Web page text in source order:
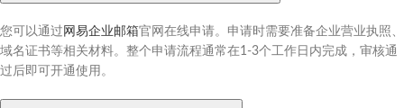
您可以通过 网易企业邮箱官网在线申请。申请时需要准备企业营业执照、
域名证书等相关材料。整个申请流程通常在1-3个工作日内完成，审核通
过后即可开通使用。